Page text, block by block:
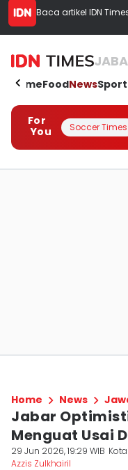
Baca artikel IDN
HomeFoodNewsSport
For
You
Soccer Times
Home News
Jabar
Menguat Usai
29 Jun 2026, 19:29 WIB
Azzis Zulkhairil